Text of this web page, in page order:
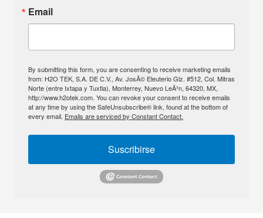
Email
By submitting this form, you are consenting to receive marketing emails
from: H2O TEK, S.A. DE C.V., Av. JosÃ© Eleuterio Glz. #512, Col. Mitras
Norte (entre Ixtapa y Tuxtla), Monterrey, Nuevo LeÃ³n, 64320, MX,
http://www.h2otek.com. You can revoke your consent to receive emails
at any time by using the SafeUnsubscribe® link, found at the bottom of
every email. Emails are serviced by Constant Contact.
Suscribirse